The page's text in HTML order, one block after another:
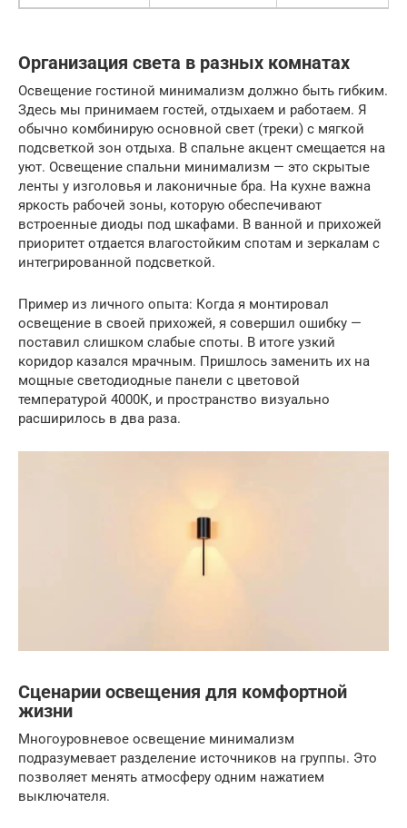
Организация света в разных комнатах
Освещение гостиной минимализм должно быть гибким.
Здесь мы принимаем гостей, отдыхаем и работаем. Я
обычно комбинирую основной свет (треки) с мягкой
подсветкой зон отдыха. В спальне акцент смещается на
уют. Освещение спальни минимализм — это скрытые
ленты у изголовья и лаконичные бра. На кухне важна
яркость рабочей зоны, которую обеспечивают
встроенные диоды под шкафами. В ванной и прихожей
приоритет отдается влагостойким спотам и зеркалам с
интегрированной подсветкой.
Пример из личного опыта: Когда я монтировал
освещение в своей прихожей, я совершил ошибку —
поставил слишком слабые споты. В итоге узкий
коридор казался мрачным. Пришлось заменить их на
мощные светодиодные панели с цветовой
температурой 4000К, и пространство визуально
расширилось в два раза.
Сценарии освещения для комфортной
жизни
Многоуровневое освещение минимализм
подразумевает разделение источников на группы. Это
позволяет менять атмосферу одним нажатием
выключателя.